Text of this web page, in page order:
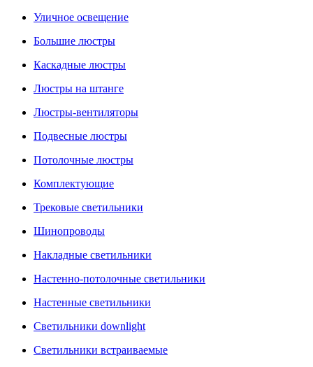
Уличное освещение
Большие люстры
Каскадные люстры
Люстры на штанге
Люстры-вентиляторы
Подвесные люстры
Потолочные люстры
Комплектующие
Трековые светильники
Шинопроводы
Накладные светильники
Настенно-потолочные светильники
Настенные светильники
Светильники downlight
Светильники встраиваемые